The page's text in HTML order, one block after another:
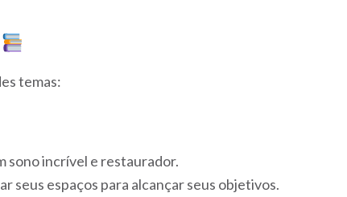
temas:
sono incrível e restaurador.
seus espaços para alcançar seus objetivos.